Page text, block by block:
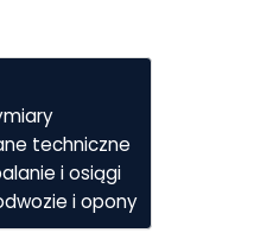
techniczne
i osiągi
i opony